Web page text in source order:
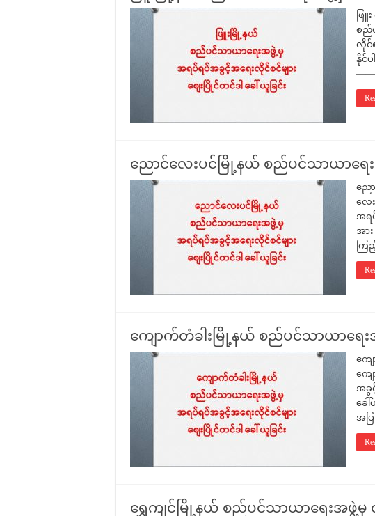
ဖြူ
စည်
လိုင်စ
နိုင်
ညောင်လေးပင်မြို့နယ် စည်ပင်သာယာရေး
ညော
လေ
အရပ်
အာ
ကြ
ကျောက်တံခါးမြို့နယ် စည်ပင်သာယာရေး
ကျေ
ကျ
အခွ
ခေ
အပ
ရွှေကျင်မြို့နယ် စည်ပင်သာယာရေးအဖွဲ့မှ တ